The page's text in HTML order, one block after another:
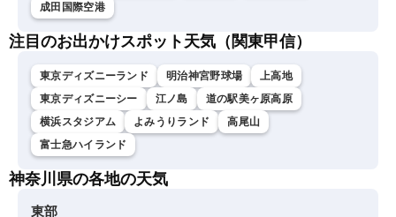
成田国際空港
注目のお出かけスポット天気（関東甲信）
東京ディズニーランド 明治神宮野球場
上高地
東京ディズニーシー
江ノ島
道の駅美ヶ原高原
横浜スタジアム
よみうりランド
高尾山
富士急ハイランド
神奈川県の各地の天気
東部